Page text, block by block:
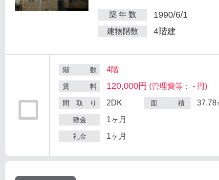
築 年 数 1990/6/1
建物階数 4階建
階 数 4階
賃 料 120,000円 (管理費等： - 円)
間 取 り 2DK 面 積 37.78
敷金 1ヶ月
礼金 1ヶ月